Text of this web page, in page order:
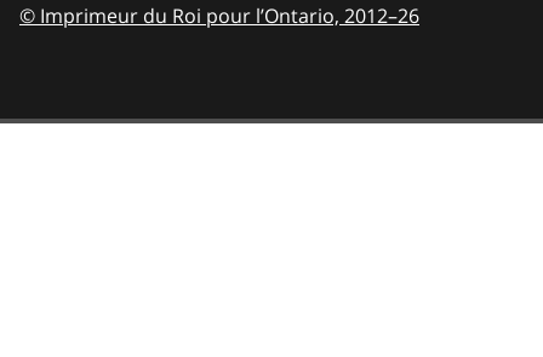
© Imprimeur du Roi pour l’Ontario, 2012–26